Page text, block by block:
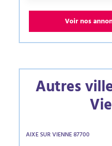
Voir nos
Autres
AIXE SUR VIENNE 87700